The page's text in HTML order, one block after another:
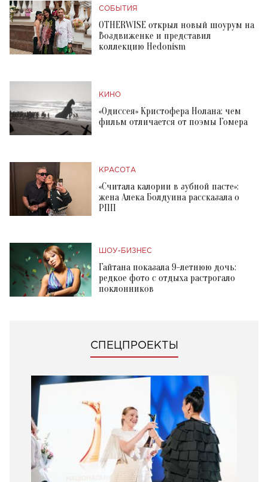
СОБЫТИЯ
OTHERWISE открыл новый шоурум на
Воздвиженке и представил
коллекцию Hedonism
КИНО
«Одиссея» Кристофера Нолана: чем
фильм отличается от поэмы Гомера
КРАСОТА
«Считала калории в зубной пасте»:
жена Алека Болдуина рассказала о
РПП
ШОУ-БИЗНЕС
Гайтана показала 9-летнюю дочь:
редкое фото с отдыха растрогало
поклонников
СПЕЦПРОЕКТЫ